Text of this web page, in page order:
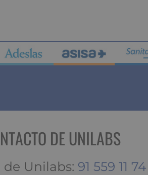
DE UNILABS
de Unilabs: 91 559 11 74